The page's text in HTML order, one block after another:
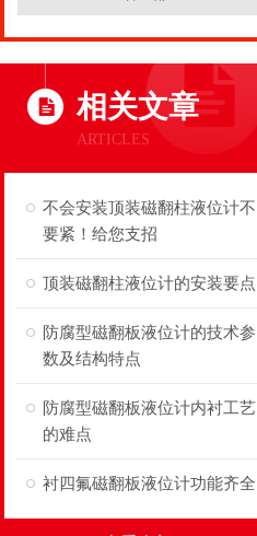
相关文章
ARTICLES
不会安装顶装磁翻柱液位计不
要紧！给您支招
顶装磁翻柱液位计的安装要点
防腐型磁翻板液位计的技术参
数及结构特点
防腐型磁翻板液位计内衬工艺
的难点
衬四氟磁翻板液位计功能齐全